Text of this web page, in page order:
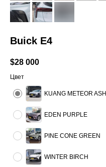
Buick E4
$28 000
Цвет
KUANG METEOR ASH
EDEN PURPLE
PINE CONE GREEN
WINTER BIRCH